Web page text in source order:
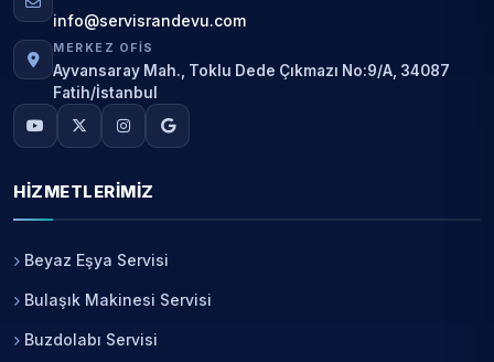
info@servisrandevu.com
MERKEZ OFIS
Ayvansaray Mah., Toklu Dede Çıkmazı No:9/A, 34087
Fatih/İstanbul
HIZMETLERIMIZ
Beyaz Eşya Servisi
Bulaşık Makinesi Servisi
Buzdolabı Servisi